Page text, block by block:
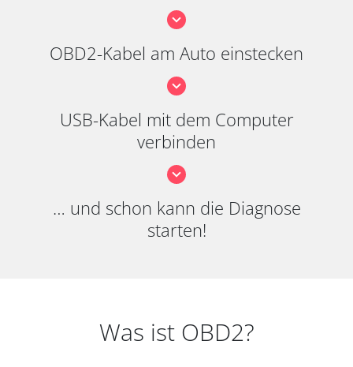
OBD2-Kabel am Auto einstecken
USB-Kabel mit dem Computer
verbinden
… und schon kann die Diagnose
starten!
Was ist OBD2?